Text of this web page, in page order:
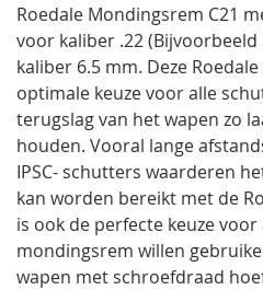
Roedale Mondingsrem C21
voor kaliber .22 (Bijvoorbeeld
kaliber 6.5 mm. Deze
optimale keuze voor alle
terugslag van het wapen zo
houden. Vooral lange
IPSC- schutters waarderen
kan worden bereikt met de
is ook de perfecte keuze
mondingsrem willen
wapen met schroefdraad